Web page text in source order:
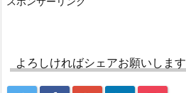
よろしければシェアお願いします